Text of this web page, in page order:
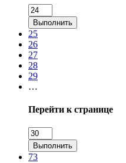
Выполнить
25
26
27
28
29
…
Перейти к странице
Выполнить
73